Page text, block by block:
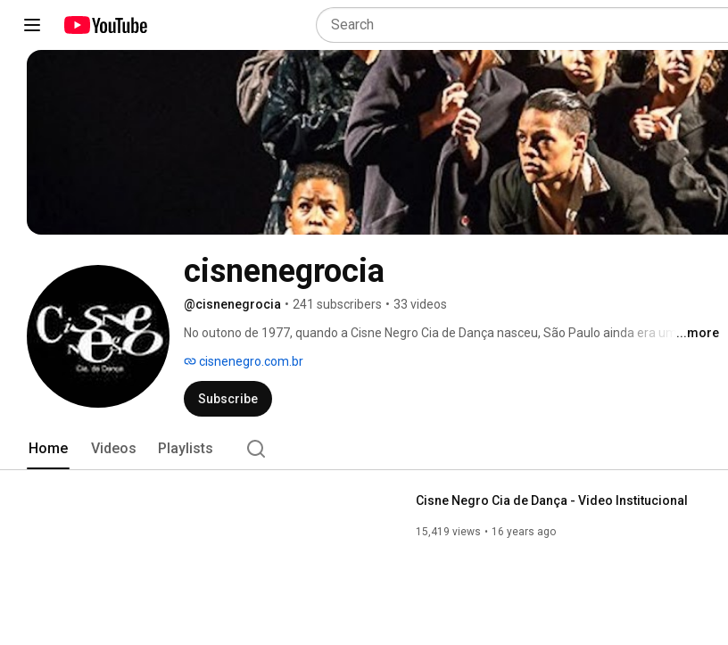
cisnenegrocia
@cisnenegrocia • 241 subscribers • 33 videos
No outono de 1977, quando a Cisne Negro Cia de Dança nasceu, São Paulo ainda era uma
formação de companhias de dança de longa duração.
...more
cisnenegro.com.br
Subscribe
Home Videos Playlists
Cisne Negro Cia de Dança - Video Institucional
15,419 views 16 years ago